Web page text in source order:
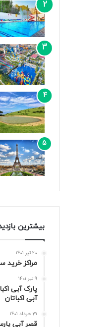
بیشترین
20 تیر 1401
مراکز خرید
9 تیر 1401
پارک آبی
آبی اکباتان
31 خرداد 1401
قصر آبی